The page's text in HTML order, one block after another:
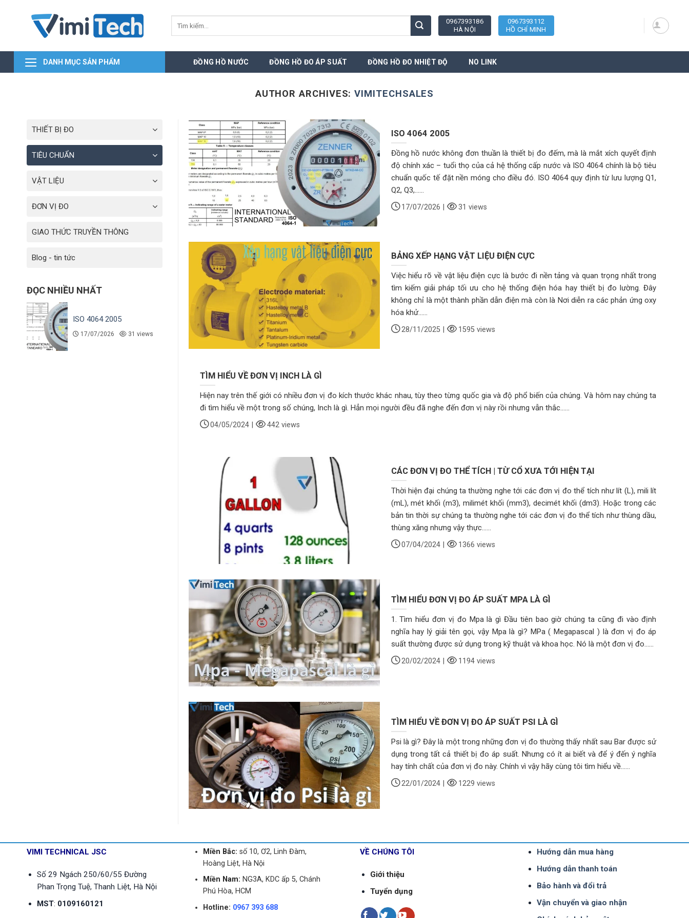
kiếm:
0967393186
HÀ NỘI
0967393112
HỒ CHÍ MINH
DANH MỤC SẢN PHẨM ĐỒNG HỒ NƯỚC ĐỒNG HỒ ĐO ÁP SUẤT ĐỒNG HỒ ĐO NHIỆT ĐỘ NO LINK
AUTHOR ARCHIVES:VIMITECHSALES
THIẾT BỊ ĐO
TIÊU CHUẨN
VẬT LIỆU
ĐƠN VỊ ĐO
GIAO THỨC TRUYỀN THÔNG
Blog - tin tức
ĐỌC NHIỀU NHẤT
ISO 4064 2005
17/07/2026 31 views
ISO 4064 2005
Đồng hồ nước không đơn thuần là thiết bị đo đếm, mà là mắt xích quyết định
độ chính xác – tuổi thọ của cả hệ thống cấp nước và ISO 4064 chính là bộ tiêu
chuẩn quốc tế đặt nền móng cho điều đó. ISO 4064 quy định từ lưu lượng Q1,
Q2, Q3,......
17/07/2026 31 views
BẢNG XẾP HẠNG VẬT LIỆU ĐIỆN CỰC
Việc hiểu rõ về vật liệu điện cực là bước đi nền tảng và quan trọng nhất trong
tìm kiếm giải pháp tối ưu cho hệ thống điện hóa hay thiết bị đo lường. Đây
không chỉ là một thành phần dẫn điện mà còn là Nơi diễn ra các phản ứng oxy
hóa khử......
28/11/2025 1595 views
TÌM HIỂU VỀ ĐƠN VỊ INCH LÀ GÌ
Hiện nay trên thế giới có nhiều đơn vị đo kích thước khác nhau, tùy theo từng quốc gia và độ phổ biến của chúng. Và hôm nay chúng ta
đi tìm hiểu về một trong số chúng, Inch là gì. Hẳn mọi người đều đã nghe đến đơn vị này rồi nhưng vẫn thắc......
04/05/2024 442 views
CÁC ĐƠN VỊ ĐO THỂ TÍCH | TỪ CỔ XƯA TỚI HIỆN TẠI
Thời hiện đại chúng ta thường nghe tới các đơn vị đo thể tích như lít (L), mili lít
(mL), mét khối (m3), milimét khối (mm3), decimét khối (dm3). Hoặc trong các
bản tin thời sự chúng ta thường nghe tới các đơn vị đo thể tích như thùng dầu,
thùng xăng nhưng vậy thực......
07/04/2024 1366 views
TÌM HIỂU ĐƠN VỊ ĐO ÁP SUẤT MPA LÀ GÌ
1. Tìm hiểu đơn vị đo Mpa là gì Đầu tiên bao giờ chúng ta cũng đi vào định
nghĩa hay lý giải tên gọi, vậy Mpa là gì? MPa ( Megapascal ) là đơn vị đo áp
suất thường được sử dụng trong kỹ thuật và khoa học. Nó là một đơn vị đo......
20/02/2024 1194 views
TÌM HIỂU VỀ ĐƠN VỊ ĐO ÁP SUẤT PSI LÀ GÌ
Psi là gì? Đây là một trong những đơn vị đo thường thấy nhất sau Bar được sử
dụng trong tất cả thiết bị đo áp suất. Nhưng có ít ai biết và để ý đến ý nghĩa
hay tính chất của đơn vị đo này. Chính vì vậy hãy cùng tôi tìm hiểu về......
22/01/2024 1229 views
VIMI TECHNICAL JSC
Số 29 Ngách 250/60/55 Đường
Phan Trọng Tuệ, Thanh Liệt, Hà Nội
MST: 0109160121
Miền Bắc: số 10, Ơ2, Linh Đàm,
Hoàng Liệt, Hà Nội
Miền Nam: NG3A, KDC ấp 5, Chánh
Phú Hòa, HCM
Hotline: 0967 393 688
VỀ CHÚNG TÔI
Giới thiệu
Tuyển dụng
Hướng dẫn mua hàng
Hướng dẫn thanh toán
Bảo hành và đổi trả
Vận chuyển và giao nhận